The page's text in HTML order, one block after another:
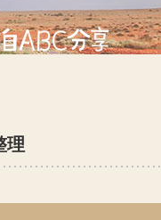
理